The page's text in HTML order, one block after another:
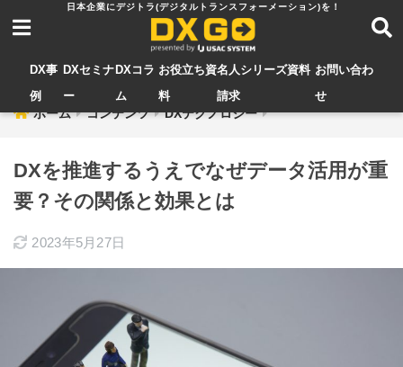
DX事
例
DXセミナ
ー
DXコラ
ム
お役立ち資
料
名人シリーズ資料
請求
お問い合わ
せ
ホーム コンテンツ DXテクノロジー
DXを推進するうえでなぜデータ活用が重
要？その関係と効果とは
2023年5月27日